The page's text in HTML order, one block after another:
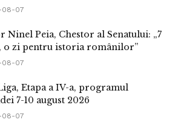
08-07
Ninel Peia, Chestor al Senatului: „7
o zi pentru istoria românilor”
08-07
Etapa a IV-a, programul
7-10 august 2026
08-07